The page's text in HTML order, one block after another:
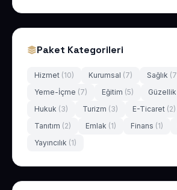
Paket Kategorileri
Hizmet (10) Kurumsal (7) Sağlık
Yeme-İçme (7) Eğitim (5) Güzellik
Hukuk (3) Turizm (3) E-Ticaret (2)
Tanıtım (2) Emlak (1) Finans (1)
Yayıncılık (1)